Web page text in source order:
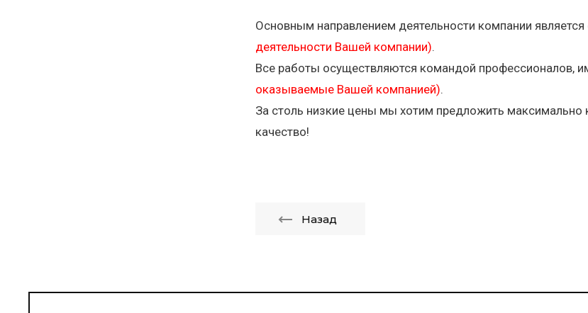
Основным направлением деятельности компании является
деятельности Вашей компании).
Все работы осуществляются командой профессионалов,
оказываемые Вашей компанией).
За столь низкие цены мы хотим предложить максимально
качество!
Назад